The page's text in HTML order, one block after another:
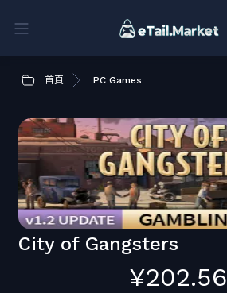
首頁 PC Games
City of Gangsters
¥202.56